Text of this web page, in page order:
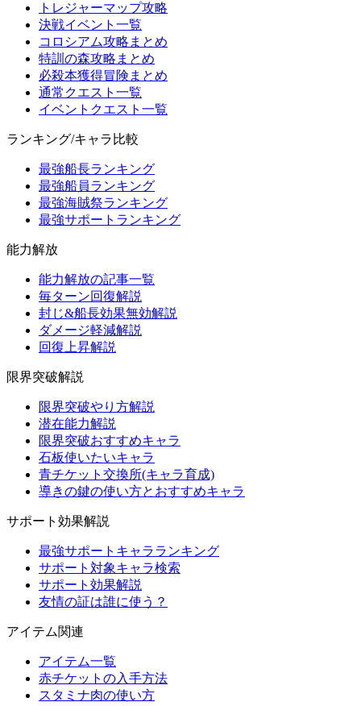
トレジャーマップ攻略
決戦イベント一覧
コロシアム攻略まとめ
特訓の森攻略まとめ
必殺本獲得冒険まとめ
通常クエスト一覧
イベントクエスト一覧
ランキング/キャラ比較
最強船長ランキング
最強船員ランキング
最強海賊祭ランキング
最強サポートランキング
能力解放
能力解放の記事一覧
毎ターン回復解説
封じ&船長効果無効解説
ダメージ軽減解説
回復上昇解説
限界突破解説
限界突破やり方解説
潜在能力解説
限界突破おすすめキャラ
石板使いたいキャラ
青チケット交換所(キャラ育成)
導きの鍵の使い方とおすすめキャラ
サポート効果解説
最強サポートキャラランキング
サポート対象キャラ検索
サポート効果解説
友情の証は誰に使う？
アイテム関連
アイテム一覧
赤チケットの入手方法
スタミナ肉の使い方